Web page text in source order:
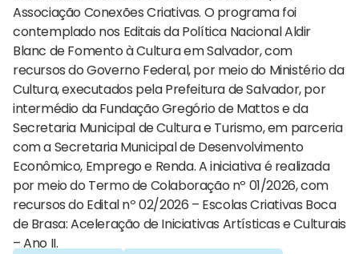
Associação Conexões Criativas. O programa foi
contemplado nos Editais da Política Nacional Aldir
Blanc de Fomento à Cultura em Salvador, com
recursos do Governo Federal, por meio do Ministério da
Cultura, executados pela Prefeitura de Salvador, por
intermédio da Fundação Gregório de Mattos e da
Secretaria Municipal de Cultura e Turismo, em parceria
com a Secretaria Municipal de Desenvolvimento
Econômico, Emprego e Renda. A iniciativa é realizada
por meio do Termo de Colaboração nº 01/2026, com
recursos do Edital nº 02/2026 – Escolas Criativas Boca
de Brasa: Aceleração de Iniciativas Artísticas e Culturais
– Ano II.